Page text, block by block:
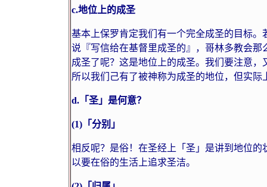
c.地位上的成圣
基本上保罗肯定我们有一个完全成圣的目标
说『写信给在基督里成圣的』，哥林多教会
成圣了呢？这是地位上的成圣。我们要注意
所以我们己有了被神称为成圣的地位，但实际
d.「圣」是何意？
(1)「分别」
相反呢？是俗！在圣经上「圣」是讲到地位
以要在俗的生活上追求圣洁。